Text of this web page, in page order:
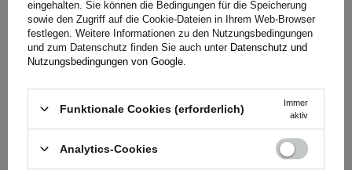
eingehalten. Sie können die Bedingungen für die Speicherung
sowie den Zugriff auf die Cookie-Dateien in Ihrem Web-Browser
festlegen. Weitere Informationen zu den Nutzungsbedingungen
und zum Datenschutz finden Sie auch unter Datenschutz und
Nutzungsbedingungen von Google
Funktionale Cookies (erforderlich)
Immer
aktiv
Analytics-Cookies